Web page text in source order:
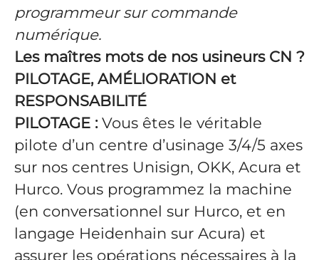
programmeur sur commande
numérique.
Les maîtres mots de nos usineurs CN ?
PILOTAGE, AMÉLIORATION et
RESPONSABILITÉ
PILOTAGE : Vous êtes le véritable
pilote d’un centre d’usinage 3/4/5 axes
sur nos centres Unisign, OKK, Acura et
Hurco. Vous programmez la machine
(en conversationnel sur Hurco, et en
langage Heidenhain sur Acura) et
assurer les opérations nécessaires à la